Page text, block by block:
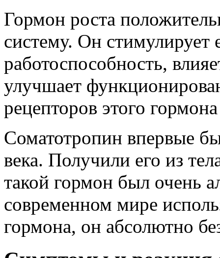
Гормон роста
систему. Он
работоспособность,
улучшает
рецепторов этого
Соматотропин впервые
века. Получили его из
такой гормон был очень
современном мире
гормона, он абсолютно